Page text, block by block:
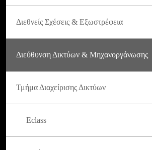
Διεθνείς Σχέσεις & Εξωστρέφεια
Διεύθυνση Δικτύων & Μηχανοργάνωσης
Τμήμα Διαχείρισης Δικτύων
Eclass